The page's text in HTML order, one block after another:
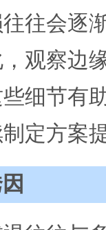
往会逐
观察边
细节有
定方案